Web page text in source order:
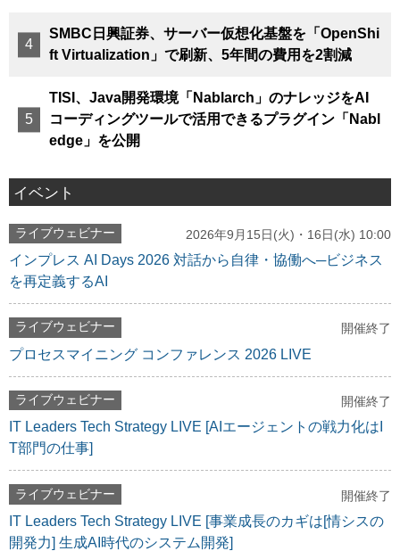
SMBC日興証券、サーバー仮想化基盤を「OpenShi
ft Virtualization」で刷新、5年間の費用を2割減
TISI、Java開発環境「Nablarch」のナレッジをAI
コーディングツールで活用できるプラグイン「Nabl
edge」を公開
イベント
ライブウェビナー 2026年9月15日(火)・16日(水) 10:00
インプレス AI Days 2026 対話から自律・協働へ─ビジネス
を再定義するAI
ライブウェビナー 開催終了
プロセスマイニング コンファレンス 2026 LIVE
ライブウェビナー 開催終了
IT Leaders Tech Strategy LIVE [AIエージェントの戦力化はI
T部門の仕事]
ライブウェビナー 開催終了
IT Leaders Tech Strategy LIVE [事業成長のカギは[情シスの
開発力] 生成AI時代のシステム開発]